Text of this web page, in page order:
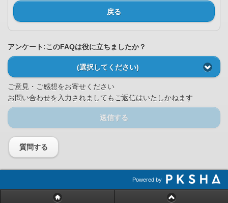
戻る
アンケート:このFAQは役に立ちましたか？
(選択してください)
ご意見・ご感想をお寄せください
お問い合わせを入力されましてもご返信はいたしかねます
送信する
質問する
Powered by